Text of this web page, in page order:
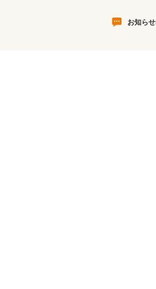
お知ら